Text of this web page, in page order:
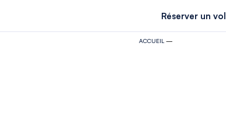
Réserver un vol
ACCUEIL —